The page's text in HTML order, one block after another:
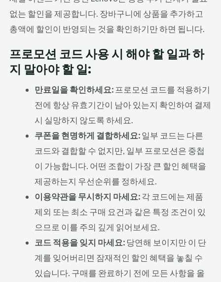
없는 할인을 제공합니다. 장바구니에 상품을 추가하고
총액에 할인이 반영되는 것을 확인하기만 하면 됩니다.
프로모션 코드 사용 시 해야 할 일과 하
지 말아야 할 일:
만료일을 확인하세요: 프로모션 코드를 적용하기
전에 항상 유효기간이 남아 있는지 확인하여 결제
시 실망하지 않도록 하세요.
쿠폰을 현명하게 결합하세요:일부 코드는 다른
코드와 결합할 수 없지만, 일부 프로모션은 중첩
이 가능합니다. 어떤 조합이 가장 큰 할인 혜택을
제공하는지 우선순위를 정하세요.
이용약관을 무시하지 마세요:각 코드에는 제품
제외 또는 최소 구매 요건과 같은 특정 조건이 있
으므로 이를 주의 깊게 읽어보세요.
코드 적용을 잊지 마세요: 당연해 보이지만 이 단
계를 잊어버리면 잠재적인 할인 혜택을 놓칠 수
있습니다. 구매를 완료하기 전에 모든 사항을 올